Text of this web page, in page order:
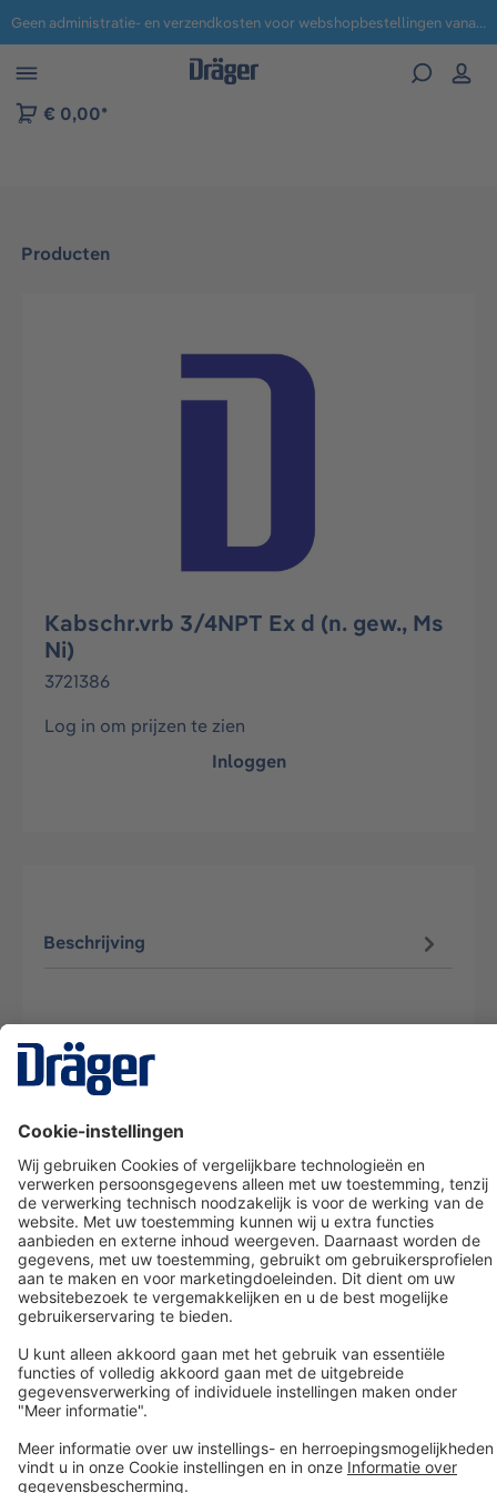
naar navigatie B2B-platform Geen administratie- en verzendkosten voor webshopbestellingen vanaf € 100,-.
€ 0,00*
Producten
Afbeeldingengalerij overslaan
Kabschr.vrb 3/4NPT Ex d (n. gew., Ms
Ni)
3721386
Log in om prijzen te zien
Inloggen
Beschrijving
Dräger klantenservice
Over Dräger
Bestellen in onze webshop
Community